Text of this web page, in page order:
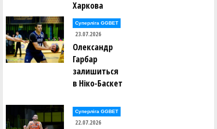
Харкова
Суперліга GGBET
23.07.2026
Олександр
Гарбар
залишиться
в Ніко-Баскет
Суперліга GGBET
22.07.2026